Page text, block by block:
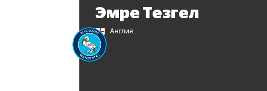
Эмре Тезгел
Англия